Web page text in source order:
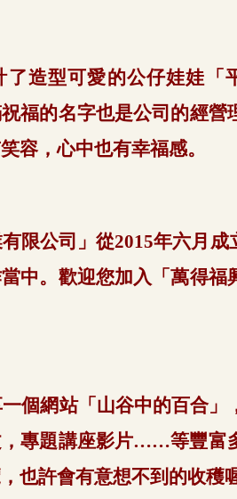
了造型可愛的公仔娃娃「
福的名字也是公司的經
容，心中也有幸福感。
有限公司」從2015年六月成
中。歡迎您加入「萬得
個網站「山谷中的百合
專題講座影片……等豐富
也許會有意想不到的收穫